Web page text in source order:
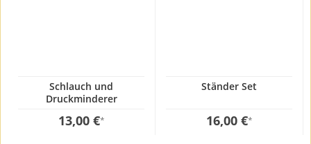
Schlauch und
Druckminderer
13,00 €*
Ständer Set
16,00 €*